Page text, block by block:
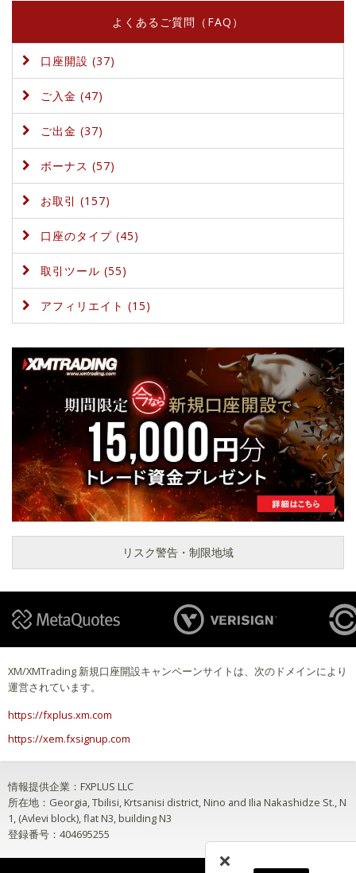
よくあるご質問（FAQ）
口座開設 (37)
ご入金 (47)
ご出金 (37)
ボーナス (57)
お取引 (157)
口座のタイプ (45)
取引ツール (55)
アフィリエイト (15)
リスク警告・制限地域
XM/XMTrading 新規口座開設キャンペーンサイトは、次のドメインにより
運営されています。
https://fxplus.xm.com
https://xem.fxsignup.com
情報提供企業：FXPLUS LLC
所在地：Georgia, Tbilisi, Krtsanisi district, Nino and Ilia Nakashidze St., N
1, (Avlevi block), flat N3, building N3
登録番号：404695255